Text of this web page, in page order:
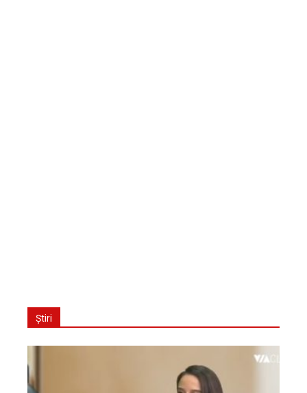
Știri